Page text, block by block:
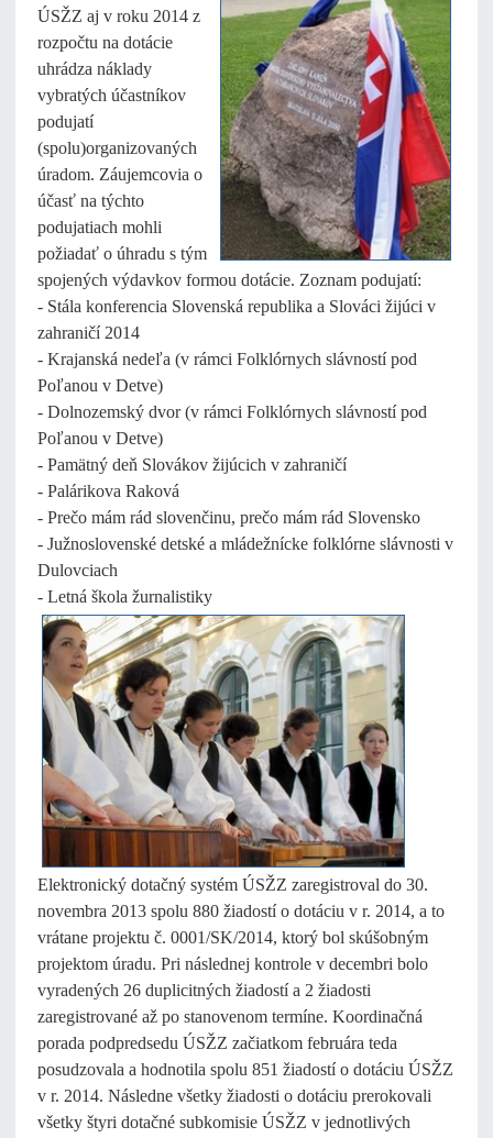
ÚSŽZ aj v roku 2014 z
rozpočtu na dotácie
uhrádza náklady
vybratých účastníkov
podujatí
(spolu)organizovaných
úradom. Záujemcovia o
účasť na týchto
podujatiach mohli
požiadať o úhradu s tým
spojených výdavkov formou dotácie. Zoznam podujatí:
- Stála konferencia Slovenská republika a Slováci žijúci v
zahraničí 2014
- Krajanská nedeľa (v rámci Folklórnych slávností pod
Poľanou v Detve)
- Dolnozemský dvor (v rámci Folklórnych slávností pod
Poľanou v Detve)
- Pamätný deň Slovákov žijúcich v zahraničí
- Palárikova Raková
- Prečo mám rád slovenčinu, prečo mám rád Slovensko
- Južnoslovenské detské a mládežnícke folklórne slávnosti v
Dulovciach
- Letná škola žurnalistiky
Elektronický dotačný systém ÚSŽZ zaregistroval do 30.
novembra 2013 spolu 880 žiadostí o dotáciu v r. 2014, a to
vrátane projektu č. 0001/SK/2014, ktorý bol skúšobným
projektom úradu. Pri následnej kontrole v decembri bolo
vyradených 26 duplicitných žiadostí a 2 žiadosti
zaregistrované až po stanovenom termíne. Koordinačná
porada podpredsedu ÚSŽZ začiatkom februára teda
posudzovala a hodnotila spolu 851 žiadostí o dotáciu ÚSŽZ
v r. 2014. Následne všetky žiadosti o dotáciu prerokovali
všetky štyri dotačné subkomisie ÚSŽZ v jednotlivých